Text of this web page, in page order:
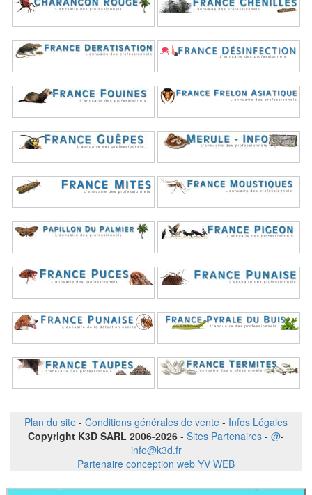
Plan du site - Conditions générales de vente - Infos Légales
Copyright K3D SARL 2006-2026 - Sites Partenaires - @-
info@k3d.fr
Partenaire conception web YV WEB